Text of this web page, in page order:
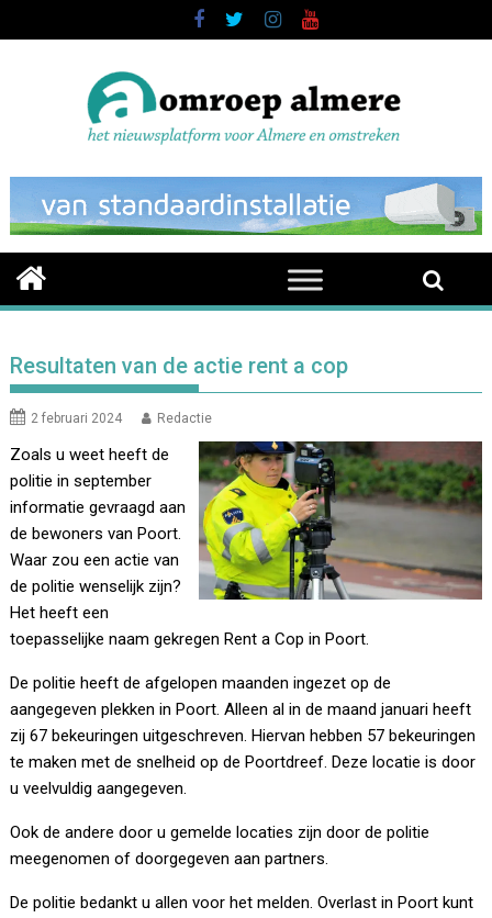
to
Resultaten van de actie rent a cop
2 februari 2024 Redactie
Zoals u weet heeft de
politie in september
informatie gevraagd aan
de bewoners van Poort.
Waar zou een actie van
de politie wenselijk zijn?
Het heeft een
toepasselijke naam gekregen Rent a Cop in Poort.
De politie heeft de afgelopen maanden ingezet op de
aangegeven plekken in Poort. Alleen al in de maand januari heeft
zij 67 bekeuringen uitgeschreven. Hiervan hebben 57 bekeuringen
te maken met de snelheid op de Poortdreef. Deze locatie is door
u veelvuldig aangegeven.
Ook de andere door u gemelde locaties zijn door de politie
meegenomen of doorgegeven aan partners.
De politie bedankt u allen voor het melden. Overlast in Poort kunt